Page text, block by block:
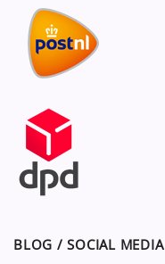
BLOG / SOCIAL MEDIA